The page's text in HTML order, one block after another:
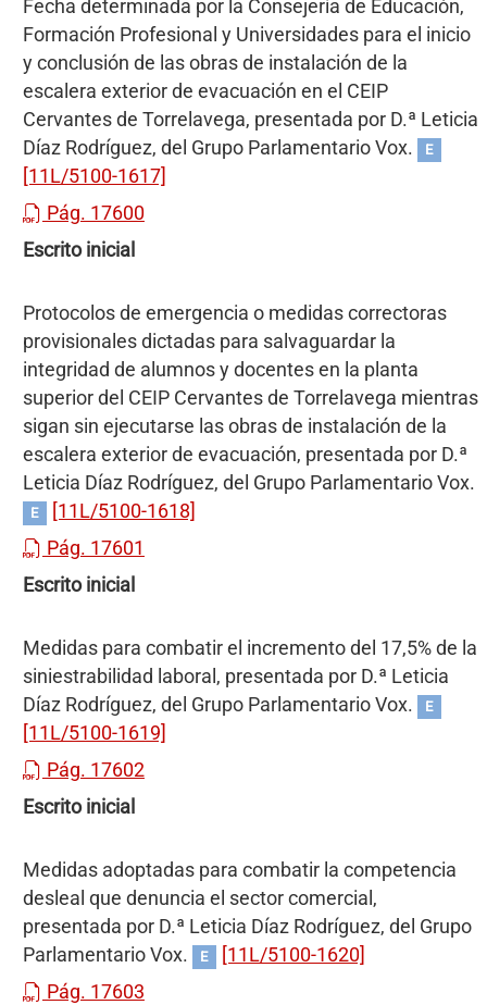
Fecha determinada por la Consejería de Educación,
Formación Profesional y Universidades para el inicio
y conclusión de las obras de instalación de la
escalera exterior de evacuación en el CEIP
Cervantes de Torrelavega, presentada por D.ª Leticia
Díaz Rodríguez, del Grupo Parlamentario Vox.
E
[11L/5100-1617]
Pág. 17600
Escrito inicial
Protocolos de emergencia o medidas correctoras
provisionales dictadas para salvaguardar la
integridad de alumnos y docentes en la planta
superior del CEIP Cervantes de Torrelavega mientras
sigan sin ejecutarse las obras de instalación de la
escalera exterior de evacuación, presentada por D.ª
Leticia Díaz Rodríguez, del Grupo Parlamentario Vox.
E
[11L/5100-1618]
Pág. 17601
Escrito inicial
Medidas para combatir el incremento del 17,5% de la
siniestrabilidad laboral, presentada por D.ª Leticia
Díaz Rodríguez, del Grupo Parlamentario Vox.
E
[11L/5100-1619]
Pág. 17602
Escrito inicial
Medidas adoptadas para combatir la competencia
desleal que denuncia el sector comercial,
presentada por D.ª Leticia Díaz Rodríguez, del Grupo
Parlamentario Vox.
E
[11L/5100-1620]
Pág. 17603